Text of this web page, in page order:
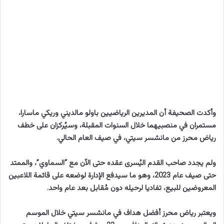
وأكدت الصحيفة أن المديرين الرياضيين باولو مالديني وريكي ماسارا،
مستمران في منصبيهما خلال السنوات المقبلة، وسيُركزان على خطف
رياض محرز من مانشسر سيتي، في صيف العام الحالي.
ولم يجدد صاحب القدم اليُسرى عقده حتى الآن مع “السماوي”، والممتد
حتى صيف عام 2023، وهو ما سيدفع الإدارة لوضعه على قائمة اللاعبين
المعروضين للبيع، تفاديا لرحيله دون مُقابل بعد عام واحد.
ويعتبر رياض محرز أفضل هداف في مانشسر سيتي خلال الموسم